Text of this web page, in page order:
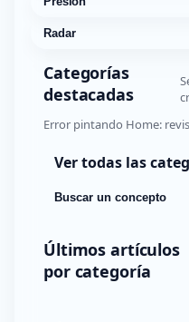
Radar
Categorías
destacadas
Error pintando Home:
Ver todas las
Buscar un concepto
Últimos artículos
por categoría